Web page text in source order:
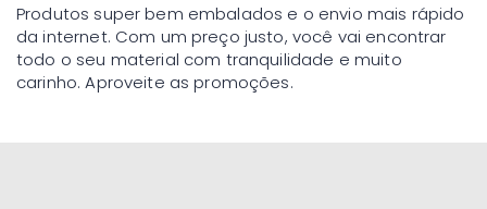
Produtos super bem embalados e o envio mais rápido
da internet. Com um preço justo, você vai encontrar
todo o seu material com tranquilidade e muito
carinho. Aproveite as promoções.